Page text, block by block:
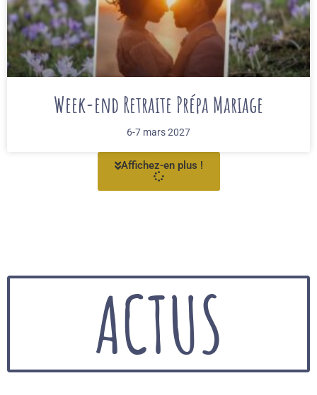
Week-end Retraite Prépa Mariage
6-7 mars 2027
Affichez-en plus !
ACTUS